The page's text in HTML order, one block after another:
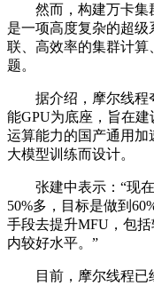
然而，构建万卡集
是一项高度复杂的超
联、高效率的集群计
题。
据介绍，摩尔线程
能GPU为底座，旨在
运算能力的国产通用
大模型训练而设计。
张建中表示：“现在
50%多，目标是做到
手段去提升MFU，包
内较好水平。”
目前，摩尔线程已